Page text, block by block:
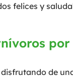
felices y
de